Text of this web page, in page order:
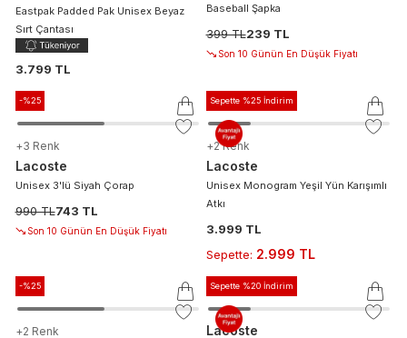
Eastpak Padded Pak Unisex Beyaz
Sırt Çantası
3.799 TL
Baseball Şapka
399 TL239 TL
Son 10 Günün En Düşük Fiyatı
-%25
+3 Renk
Lacoste
Unisex 3'lü Siyah Çorap
990 TL743 TL
Son 10 Günün En Düşük Fiyatı
Sepette %25 İndirim
+2 Renk
Lacoste
Unisex Monogram Yeşil Yün Karışımlı
Atkı
3.999 TL
Sepette: 2.999 TL
-%25
+2 Renk
Sepette %20 İndirim
Lacoste